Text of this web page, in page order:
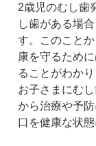
2歳児のむし歯
し歯がある場
す。このこと
康を守るため
ることがわかり
お子さまにむ
から治療や予
口を健康な状